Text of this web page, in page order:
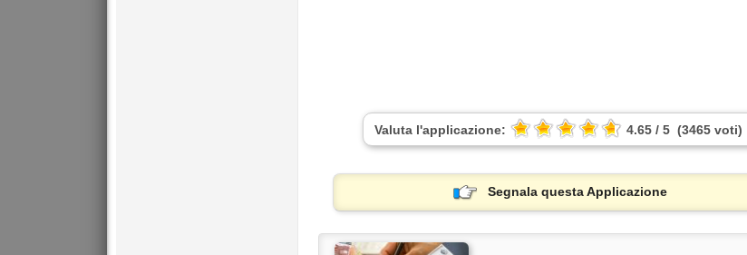
Valuta l'applicazione: 4.65 / 5 (3465 voti)
Segnala questa Applicazione